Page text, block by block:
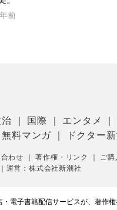
国際 エンタメ
無料マンガ ドクター
わせ ｜著作権・リンク ご購
運営：株式会社新潮社
電子書籍配信サービスが、著作